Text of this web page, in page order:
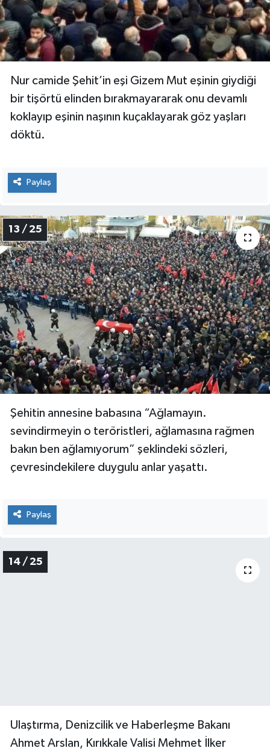
Nur camide Şehit’in eşi Gizem Mut eşinin giydiği
bir tişörtü elinden bırakmayararak onu devamlı
koklayıp eşinin naşının kuçaklayarak göz yaşları
döktü.
Paylaş
13 / 25
Şehitin annesine babasına “Ağlamayın.
sevindirmeyin o teröristleri, ağlamasına rağmen
bakın ben ağlamıyorum” şeklindeki sözleri,
çevresindekilere duygulu anlar yaşattı.
Paylaş
14 / 25